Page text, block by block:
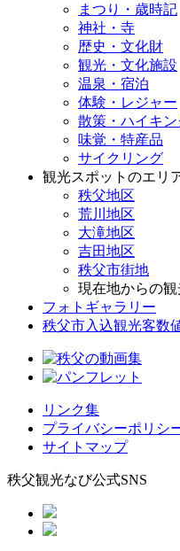
まつり・歳時記
神社・寺
歴史・文化財
観光・文化施設
温泉・宿泊
体験・レジャー
散策・ハイキン
味覚・特産品
サイクリング
観光スポットのエリ
秩父地区
荒川地区
大滝地区
吉田地区
秩父市街地
現在地からの観
フォトギャラリー
秩父市入込観光客数
リンク集
プライバシーポリシ
サイトマップ
秩父観光なび公式SNS